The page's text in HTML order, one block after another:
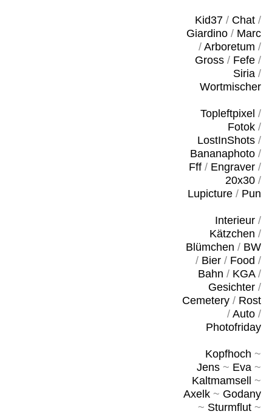
Kid37/ Chat/
Giardino/ Marc
/ Arboretum /
Gross/ Fefe/
Siria/
Wortmischer
Topleftpixel /
Fotok/
LostInShots/
Bananaphoto/
Fff/ Engraver/
20x30/
Lupicture/ Pun
Interieur/
Kätzchen /
Blümchen / BW
/ Bier/ Food /
Bahn / KGA/
Gesichter/
Cemetery/ Rost
/ Auto/
Photofriday
Kopfhoch ~
Jens~ Eva~
Kaltmamsell
~
Axelk~ Godany
~ Sturmflut~